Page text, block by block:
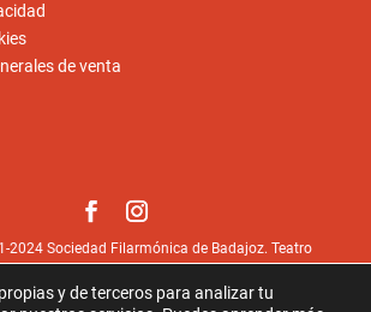
de venta
2024 Sociedad Filarmónica de Badajoz. Teatro
Hernández juan-hernandez.esexcepto las
y de terceros para analizar tu